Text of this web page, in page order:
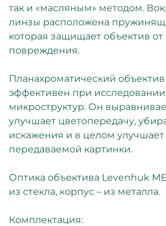
так и «масляным» методом.
линзы расположена
которая защищает объектив от
повреждения.
Планахроматический
эффективен при
микроструктур. Он
улучшает цветопередачу,
искажения и в целом улучшает
передаваемой картинки.
Оптика объектива Levenhuk
из стекла, корпус – из металла.
Комплектация: